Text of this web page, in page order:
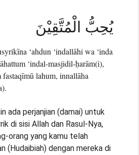
يُحِبُّ الْمُتَّقِيْنَ
‘ahdun ‘indallāhi wa ‘inda
‘indal-masjidil-ḥarām(i),
fastaqīmū lahum, innallāha
ada perjanjian (damai) untuk
di sisi Allah dan Rasul-Nya,
orang yang kamu telah
(Hudaibiah) dengan mereka di